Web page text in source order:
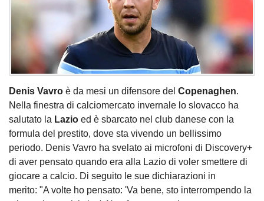
Denis Vavro è da mesi un difensore del Copenaghen.
Nella finestra di calciomercato invernale lo slovacco ha
salutato la Lazio ed è sbarcato nel club danese con la
formula del prestito, dove sta vivendo un bellissimo
periodo. Denis Vavro ha svelato ai microfoni di Discovery+
di aver pensato quando era alla Lazio di voler smettere di
giocare a calcio. Di seguito le sue dichiarazioni in
merito: "A volte ho pensato: 'Va bene, sto interrompendo la